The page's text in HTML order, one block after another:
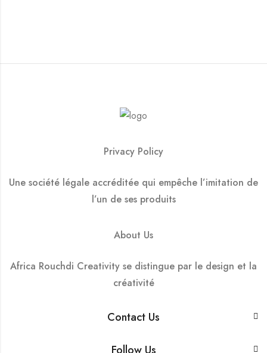
Privacy Policy
Une société légale accréditée qui empêche l’imitation de
l’un de ses produits
About Us
Africa Rouchdi Creativity se distingue par le design et la
créativité
Contact Us